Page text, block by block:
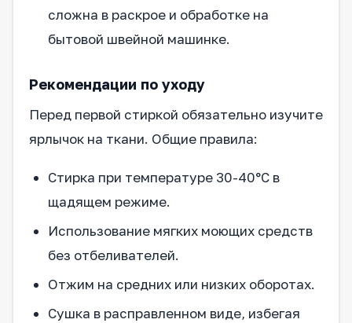
сложна в раскрое и обработке на
бытовой швейной машинке.
Рекомендации по уходу
Перед первой стиркой обязательно изучите
ярлычок на ткани. Общие правила:
Стирка при температуре 30-40°C в
щадящем режиме.
Использование мягких моющих средств
без отбеливателей.
Отжим на средних или низких оборотах.
Сушка в расправленном виде, избегая